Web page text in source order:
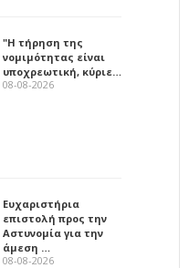
"Η τήρηση της
νομιμότητας είναι
υποχρεωτική, κύριε…
08-08-2026
Ευχαριστήρια
επιστολή προς την
Αστυνομία για την
άμεση …
08-08-2026